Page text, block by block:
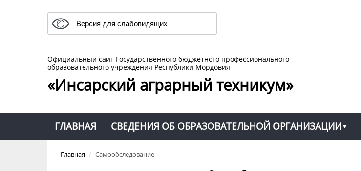
Версия для слабовидящих
Официальный сайт Государственного бюджетного профессионального
образовательного учреждения Республики Мордовия
«Инсарский аграрный техникум»
ГЛАВНАЯ СВЕДЕНИЯ ОБ ОБРАЗОВАТЕЛЬНОЙ ОРГАНИЗАЦИИ
Главная / Самообследование